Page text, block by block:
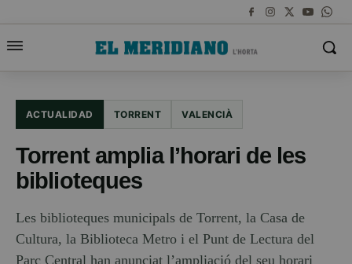
ACTUALIDAD TORRENT VALENCIÀ
Torrent amplia l’horari de les
biblioteques
Les biblioteques municipals de Torrent, la Casa de
Cultura, la Biblioteca Metro i el Punt de Lectura del
Parc Central han anunciat l’ampliació del seu horari